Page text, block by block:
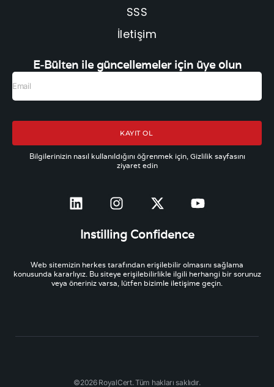
SSS
İletişim
E-Bülten ile güncellemeler için üye olun
KAYIT OL
Bilgilerinizin nasıl kullanıldığını öğrenmek için, Gizlilik sayfasını
ziyaret edin
Instilling Confidence
Web sitemizin herkes tarafından erişilebilir olmasını sağlama
konusunda kararlıyız. Bu siteye erişilebilirlikle ilgili herhangi bir sorunuz
veya öneriniz varsa, lütfen bizimle iletişime geçin.
©2026 RoyalCert. Tüm hakları saklıdır.